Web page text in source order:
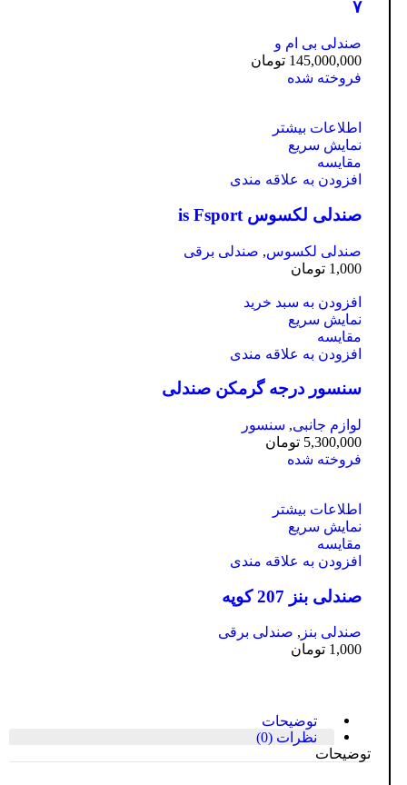
۷
صندلی بی ام و
145,000,000 تومان
فروخته شده
اطلاعات بیشتر
نمایش سریع
مقايسه
افزودن به علاقه مندی
صندلی لکسوس is Fsport
صندلی لکسوس, صندلی برقی
1,000 تومان
افزودن به سبد خرید
نمایش سریع
مقايسه
افزودن به علاقه مندی
سنسور درجه گرمکن صندلی
لوازم جانبی, سنسور
5,300,000 تومان
فروخته شده
اطلاعات بیشتر
نمایش سریع
مقايسه
افزودن به علاقه مندی
صندلی بنز 207 کوپه
صندلی بنز , صندلی برقی
1,000 تومان
توضیحات
نظرات (0)
توضیحات